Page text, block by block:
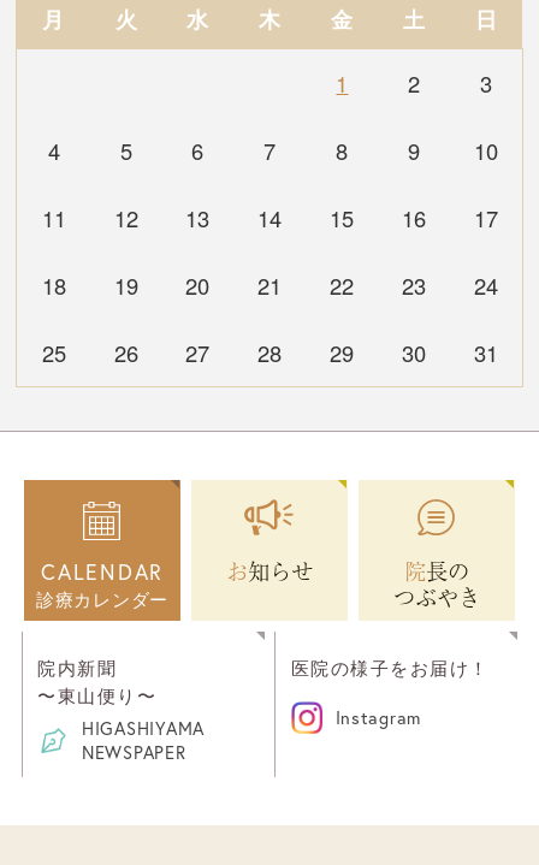
月 火 水 木 金 土 日
1 2 3
4 5 6 7 8 9 10
11 12 13 14 15 16 17
18 19 20 21 22 23 24
25 26 27 28 29 30 31
CALENDAR
診療カレンダー
お知らせ
院長の
つぶやき
院内新聞
〜東山便り〜
HIGASHIYAMA
NEWSPAPER
医院の様子をお届け！
Instagram